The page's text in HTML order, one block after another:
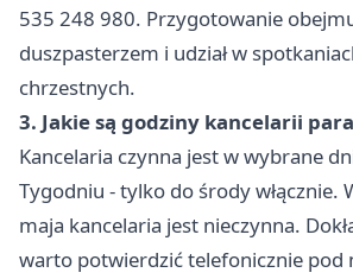
535 248 980. Przygotowanie
duszpasterzem i udział w
chrzestnych.
3. Jakie są godziny kancelarii
Kancelaria czynna jest w wybrane
Tygodniu - tylko do środy włącznie.
maja kancelaria jest nieczynna.
warto potwierdzić telefonicznie pod